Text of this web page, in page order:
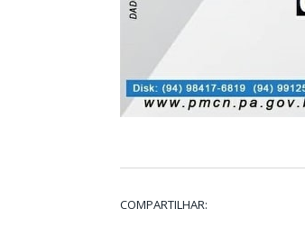
COMPARTILHAR: